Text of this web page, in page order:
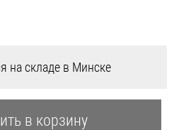
на складе в Минске
в корзину